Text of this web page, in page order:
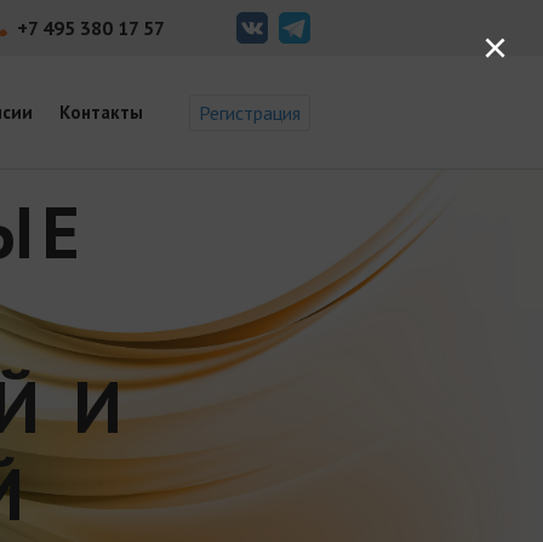
+7 495 380 17 57
Контакты Регистрация
И
×